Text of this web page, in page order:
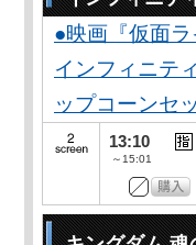
●映画『仮面
インフィニテ
ップコーンセ
13:10
～15:01